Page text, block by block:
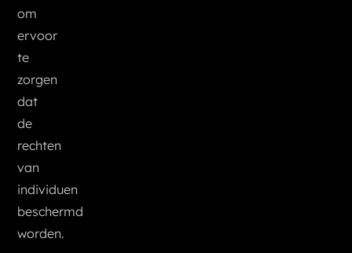
om
ervoor
te
zorgen
dat
de
rechten
van
individuen
beschermd
worden.